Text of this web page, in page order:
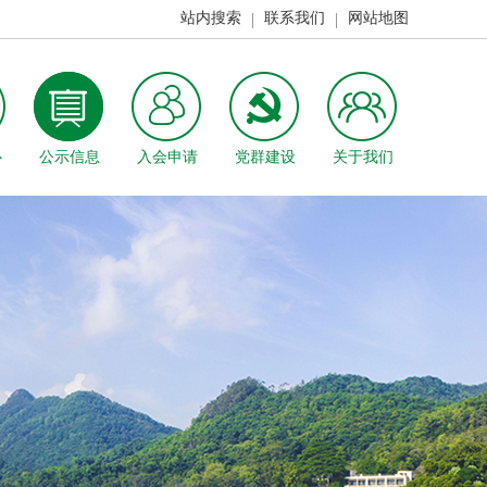
站内搜索 联系我们 网站地图
公示信息 入会申请 党群建设 关于我们